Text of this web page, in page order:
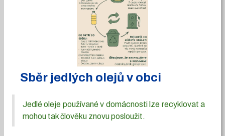
Sběr jedlých olejů v obci
Jedlé oleje používané v domácnosti lze recyklovat a
mohou tak člověku znovu posloužit.